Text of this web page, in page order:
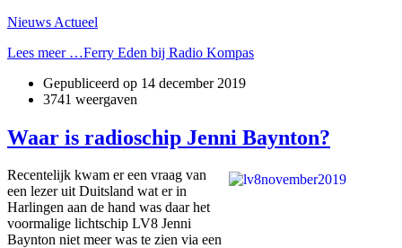
Nieuws Actueel
Lees meer …Ferry Eden bij Radio Kompas
Gepubliceerd op 14 december 2019
3741 weergaven
Waar is radioschip Jenni Baynton?
Recentelijk kwam er een vraag van
een lezer uit Duitsland wat er in
Harlingen aan de hand was daar het
voormalige lichtschip LV8 Jenni
Baynton niet meer was te zien via een